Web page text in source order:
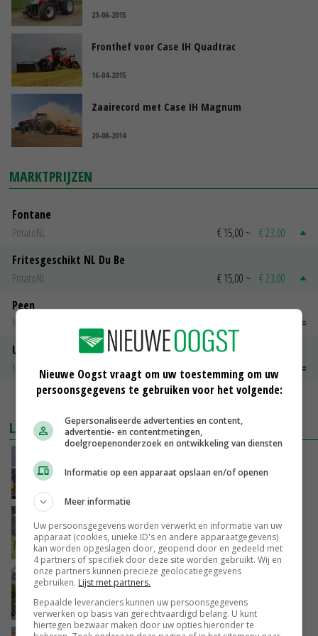
23-06-2015
Fronthef voor Case IH Quadtrac
16-04-2015
Zaairecord met Case IH Magnum
20-08-2014
MARKTPRIJZEN
Fontane
PotatoNL
€ 15,00 ~ € 23,00
Fritesgeschikt NL Du Be
PotatoNL
€ 15,00 ~ € 23,00
Peen
Noteringen
Uien Middenmeer Geel 30-60% grof
Noteringen
€ 0,00~ € 0,00
LAATSTE NIEUWS
vanwege zebrachipbacterie
BBB vraagt minister om langer mest uit te
rijden
GISTEREN, 15:47
Panelen houden kas koeler: ‘De eerste indruk
GISTEREN, 15:27
Nieuwe Oogst vraagt om uw toestemming om uw
persoonsgegevens te gebruiken voor het volgende:
Gepersonaliseerde advertenties en content,
advertentie- en contentmetingen,
doelgroepenonderzoek en ontwikkeling van diensten
Informatie op een apparaat opslaan en/of openen
Meer informatie
Uw persoonsgegevens worden verwerkt en informatie van uw
apparaat (cookies, unieke ID's en andere apparaatgegevens)
kan worden opgeslagen door, geopend door en gedeeld met
4 partners of specifiek door deze site worden gebruikt. Wij en
onze partners kunnen precieze geolocatiegegevens
gebruiken. Lijst met partners.
Bepaalde leveranciers kunnen uw persoonsgegevens
verwerken op basis van gerechtvaardigd belang. U kunt
hiertegen bezwaar maken door uw opties hieronder te